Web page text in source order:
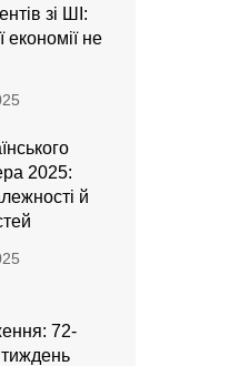
зі ШІ:
економії не
2025:
й
72-